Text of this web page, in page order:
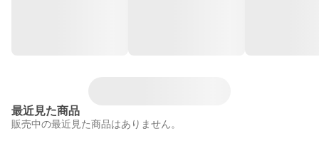
最近見た商品
販売中の最近見た商品はありません。